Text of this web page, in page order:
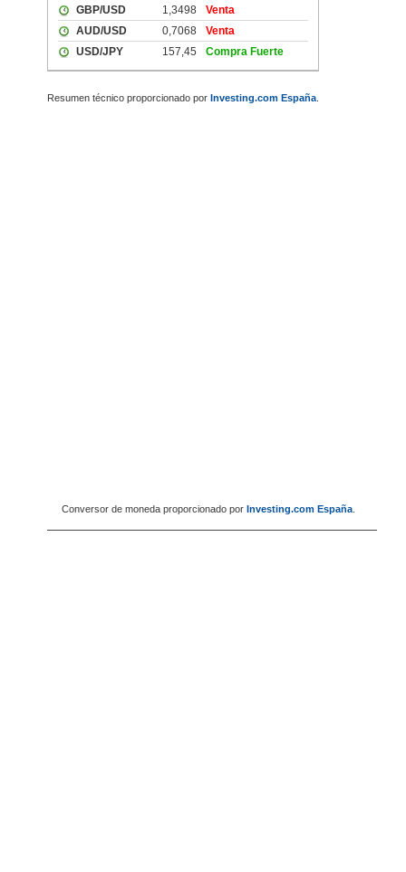
Resumen técnico proporcionado por Investing.com España
Conversor de moneda proporcionado por Investing.com España